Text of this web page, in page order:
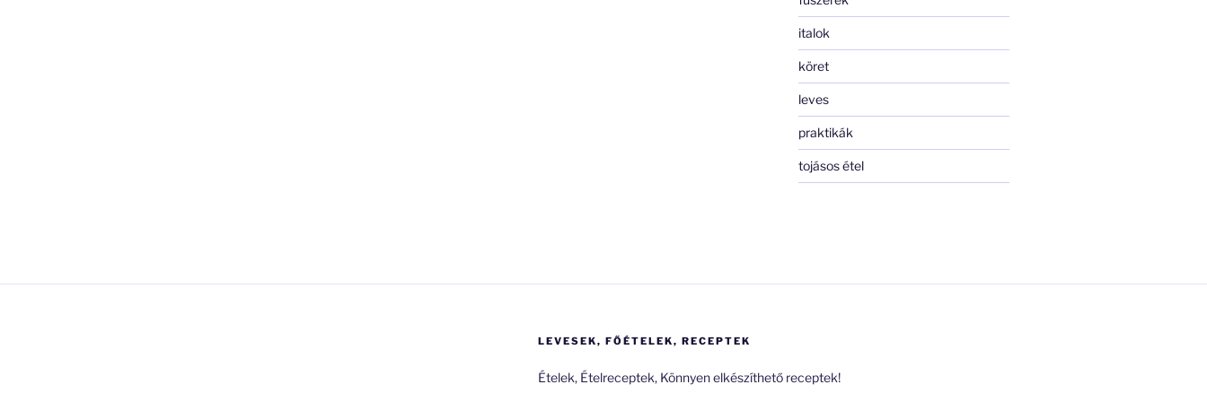
italok
köret
leves
praktikák
tojásos étel
LEVESEK, FŐÉTELEK, RECEPTEK
Ételek, Ételreceptek, Könnyen elkészíthető receptek!